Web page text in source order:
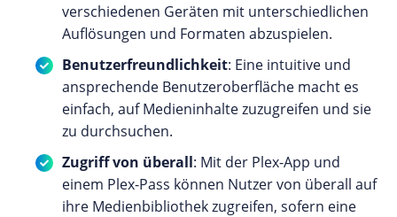
verschiedenen Geräten mit unterschiedlichen
Auflösungen und Formaten abzuspielen.
Benutzerfreundlichkeit: Eine intuitive und
ansprechende Benutzeroberfläche macht es
einfach, auf Medieninhalte zuzugreifen und sie
zu durchsuchen.
Zugriff von überall: Mit der Plex-App und
einem Plex-Pass können Nutzer von überall auf
ihre Medienbibliothek zugreifen, sofern eine